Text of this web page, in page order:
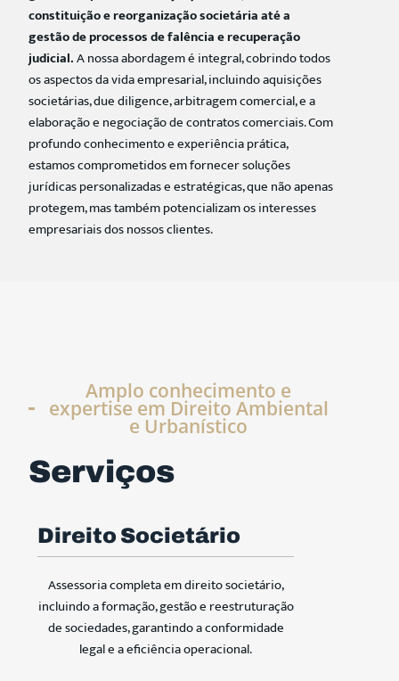
constituição e reorganização societária até a
gestão de processos de falência e recuperação
judicial.A nossa abordagem é integral, cobrindo todos
os aspectos da vida empresarial, incluindo aquisições
societárias, due diligence, arbitragem comercial, e a
elaboração e negociação de contratos comerciais. Com
profundo conhecimento e experiência prática,
estamos comprometidos em fornecer soluções
jurídicas personalizadas e estratégicas, que não apenas
protegem, mas também potencializam os interesses
empresariais dos nossos clientes.
Amplo conhecimento e
expertise em Direito Ambiental
e Urbanístico
Serviços
Direito Societário
Assessoria completa em direito societário,
incluindo a formação, gestão e reestruturação
de sociedades, garantindo a conformidade
legal e a eficiência operacional.